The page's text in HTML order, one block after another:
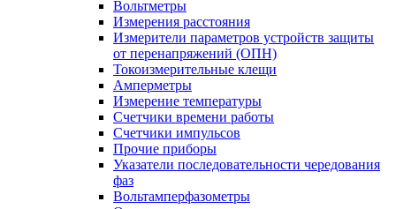
Вольтметры
Измерения расстояния
Измерители параметров устройств защиты
от перенапряжений (ОПН)
Токоизмерительные клещи
Амперметры
Измерение температуры
Счетчики времени работы
Счетчики импульсов
Прочие приборы
Указатели последовательности чередования
фаз
Вольтамперфазометры